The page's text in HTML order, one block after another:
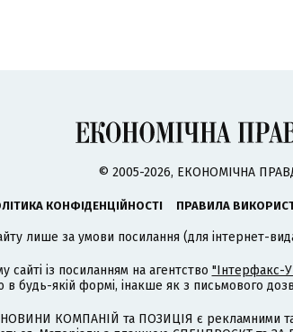
© 2005-2026, ЕКОНОМІЧНА
КОНФІДЕНЦІЙНОСТІ ПРАВИЛА
лише за умови посилання (для інтернет-
сайті із посиланням на агентство "Інтерфакс-
будь-якій формі, інакше як з письмового
НОВИНИ КОМПАНІЙ та ПОЗИЦІЯ є рекламними